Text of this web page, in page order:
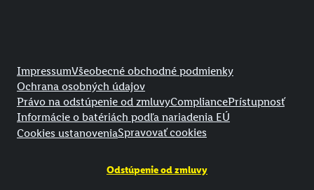
ImpressumVšeobecné obchodné podmienky
Ochrana osobných údajov
Právo na odstúpenie od zmluvyCompliancePrístupnosť
Informácie o batériách podľa nariadenia EÚ
Cookies ustanoveniaSpravovať cookies
Odstúpenie od zmluvy